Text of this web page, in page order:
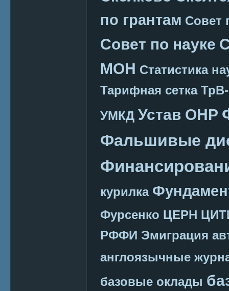
по грантам Совет
Совет по науке
МОН Статистика
Тарифная сетка
УМКД Устав ОНР
Фальшивые
курилка
Фурсенко ЦЕРН
РФФИ Эмиграция
англоязычные
базовые оклады